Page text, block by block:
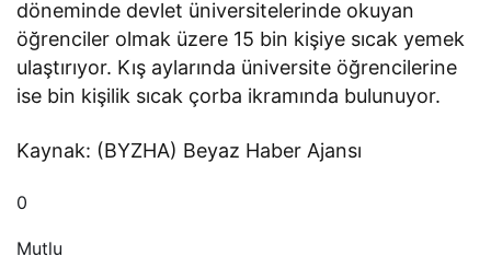
döneminde devlet üniversitelerinde okuyan
öğrenciler olmak üzere 15 bin kişiye sıcak yemek
ulaştırıyor. Kış aylarında üniversite öğrencilerine
ise bin kişilik sıcak çorba ikramında bulunuyor.
Kaynak: (BYZHA) Beyaz Haber Ajansı
0
Mutlu